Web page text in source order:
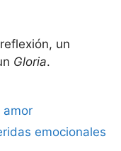
un
Gloria.
amor
emocionales